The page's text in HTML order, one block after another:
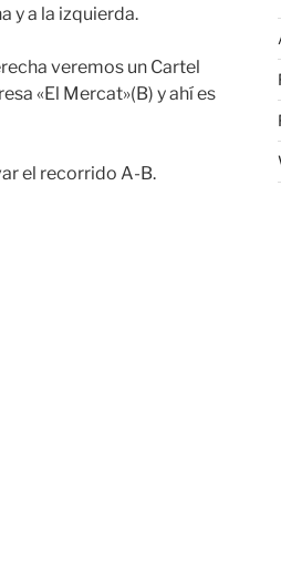
y a la izquierda.
veremos un Cartel
«El Mercat»(B) y ahí es
el recorrido A-B.